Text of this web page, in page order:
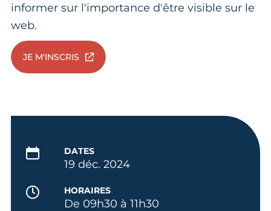
informer sur l'importance d'être visible sur le
web.
JE M'INSCRIS
DATES
19 déc. 2024
HORAIRES
De 09h30 à 11h30